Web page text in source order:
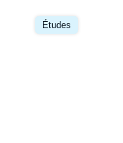
Études
Image
principale